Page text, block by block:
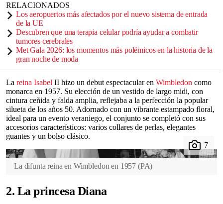
RELACIONADOS
Los aeropuertos más afectados por el nuevo sistema de entrada
de la UE
Descubren que una terapia celular podría ayudar a combatir
tumores cerebrales
Met Gala 2026: los momentos más polémicos en la historia de la
gran noche de moda
La reina Isabel II hizo un debut espectacular en Wimbledon como
monarca en 1957. Su elección de un vestido de largo midi, con
cintura ceñida y falda amplia, reflejaba a la perfección la popular
silueta de los años 50. Adornado con un vibrante estampado floral,
ideal para un evento veraniego, el conjunto se completó con sus
accesorios característicos: varios collares de perlas, elegantes
guantes y un bolso clásico.
La difunta reina en Wimbledon en 1957 (PA)
2. La princesa Diana